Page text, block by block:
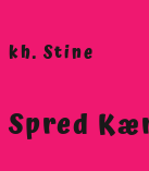
kh. Stine
Spred